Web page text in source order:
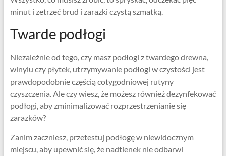
minut i zetrzeć brud i zarazki czystą szmatką.
Twarde podłogi
Niezależnie od tego, czy masz podłogi z twardego drewna,
winylu czy płytek, utrzymywanie podłogi w czystości jest
prawdopodobnie częścią cotygodniowej rutyny
czyszczenia. Ale czy wiesz, że możesz również dezynfekować
podłogi, aby zminimalizować rozprzestrzenianie się
zarazków?
Zanim zaczniesz, przetestuj podłogę w niewidocznym
miejscu, aby upewnić się, że nadtlenek nie odbarwi